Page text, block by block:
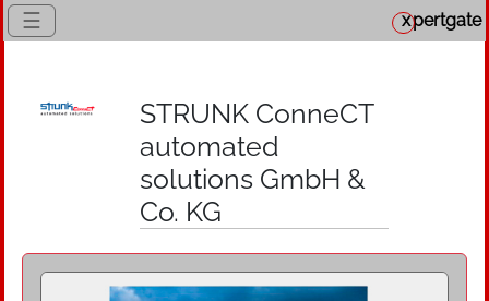
☰ xpertgate
STRUNK ConneCT
automated
solutions GmbH &
Co. KG